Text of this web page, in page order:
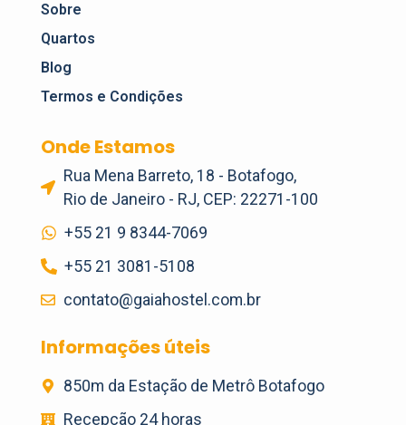
Sobre
Quartos
Blog
Termos e Condições
Onde Estamos
Rua Mena Barreto, 18 - Botafogo,
Rio de Janeiro - RJ, CEP: 22271-100
+55 21 9 8344-7069
+55 21 3081-5108
contato@gaiahostel.com.br
Informações úteis
850m da Estação de Metrô Botafogo
Recepção 24 horas​